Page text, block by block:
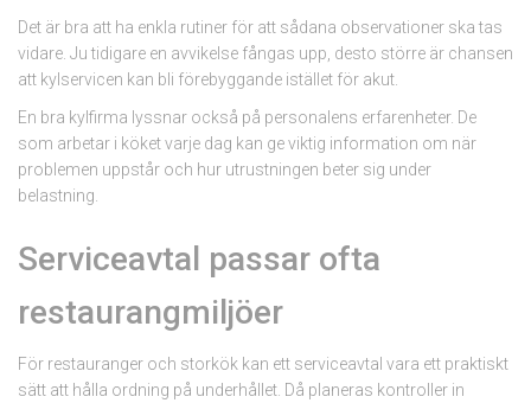
Det är bra att ha enkla rutiner för att sådana observationer ska tas
vidare. Ju tidigare en avvikelse fångas upp, desto större är chansen
att kylservicen kan bli förebyggande istället för akut.
En bra kylfirma lyssnar också på personalens erfarenheter. De
som arbetar i köket varje dag kan ge viktig information om när
problemen uppstår och hur utrustningen beter sig under
belastning.
Serviceavtal passar ofta
restaurangmiljöer
För restauranger och storkök kan ett serviceavtal vara ett praktiskt
sätt att hålla ordning på underhållet. Då planeras kontroller in